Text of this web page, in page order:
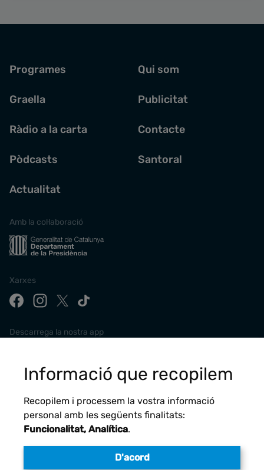
Programes
Graella
Ràdio a la carta
Pòdcasts
Actualitat
Qui som
Publicitat
Contacte
Santoral
Amb la col·laboració
Xarxes
Descarrega la nostra app
Informació que recopilem
Recopilem i processem la vostra informació
personal amb les següents finalitats:
Funcionalitat, Analítica.
D'acord